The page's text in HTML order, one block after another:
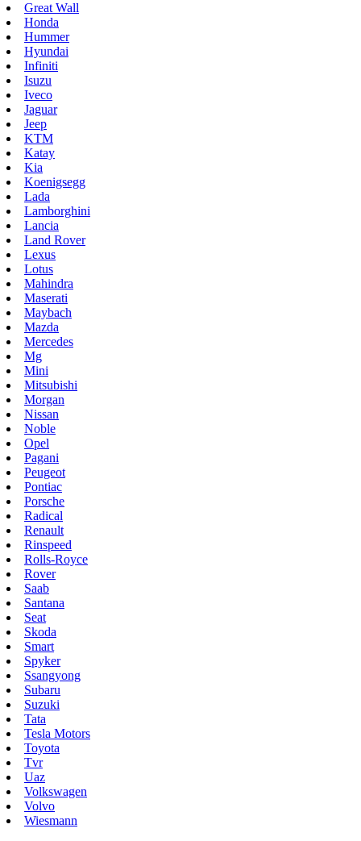
Great Wall
Honda
Hummer
Hyundai
Infiniti
Isuzu
Iveco
Jaguar
Jeep
KTM
Katay
Kia
Koenigsegg
Lada
Lamborghini
Lancia
Land Rover
Lexus
Lotus
Mahindra
Maserati
Maybach
Mazda
Mercedes
Mg
Mini
Mitsubishi
Morgan
Nissan
Noble
Opel
Pagani
Peugeot
Pontiac
Porsche
Radical
Renault
Rinspeed
Rolls-Royce
Rover
Saab
Santana
Seat
Skoda
Smart
Spyker
Ssangyong
Subaru
Suzuki
Tata
Tesla Motors
Toyota
Tvr
Uaz
Volkswagen
Volvo
Wiesmann